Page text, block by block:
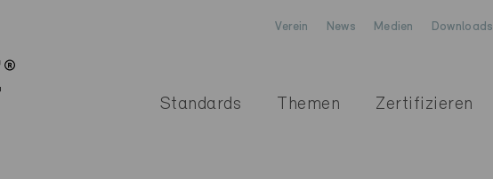
Verein News Medien Downloads
Standards Themen Zertifizieren